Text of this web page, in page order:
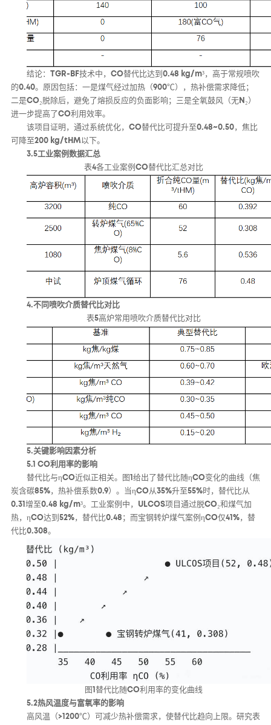
结论：TGR-BF技术中，CO替代比达到0.48 kg/m³，高于常规喷吹
的0.40。原因包括：一是煤气经过加热（900℃），热补偿需求降低；
二是CO₂脱除后，避免了熔损反应的负面影响；三是全氧鼓风（无N₂）
进一步提高了CO利用效率。
该项目证明，通过系统优化，CO替代比可提升至0.48~0.50，焦比
可降至200 kg/tHM以下。
3.5工业案例数据汇总
表4各工业案例CO替代比汇总对比
4.不同喷吹介质替代比对比
表5高炉常用喷吹介质替代比对比
5.关键影响因素分析
5.1 CO利用率的影响
替代比与ηCO近似正相关。图1给出了替代比随ηCO变化的曲线（焦
炭含碳85%，热补偿系数0.9）。当ηCO从35%升至55%时，替代比从
0.31增至0.48 kg/m³。工业案例中，ULCOS项目通过脱CO₂和煤气加
热，ηCO达到52%，替代比0.48；而宝钢转炉煤气案例ηCO仅41%，替
代比0.308。
图1替代比随CO利用率的变化曲线
5.2热风温度与富氧率的影响
高风温（>1200℃）可减少热补偿需求，使替代比趋向上限。研究表